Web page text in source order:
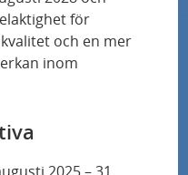
kan studeras
för
och en mer
inom